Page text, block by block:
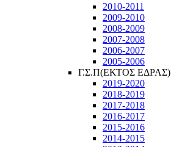
2010-2011
2009-2010
2008-2009
2007-2008
2006-2007
2005-2006
Γ.Σ.Π(ΕΚΤΟΣ ΕΔΡΑΣ)
2019-2020
2018-2019
2017-2018
2016-2017
2015-2016
2014-2015